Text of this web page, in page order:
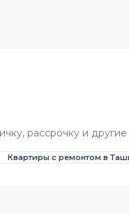
рассрочку и
Квартиры с ремонтом в